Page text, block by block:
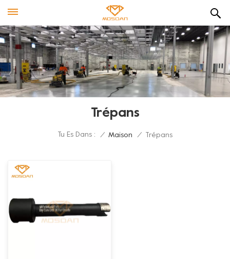
Trépans
Tu Es Dans : / Maison / Trépans